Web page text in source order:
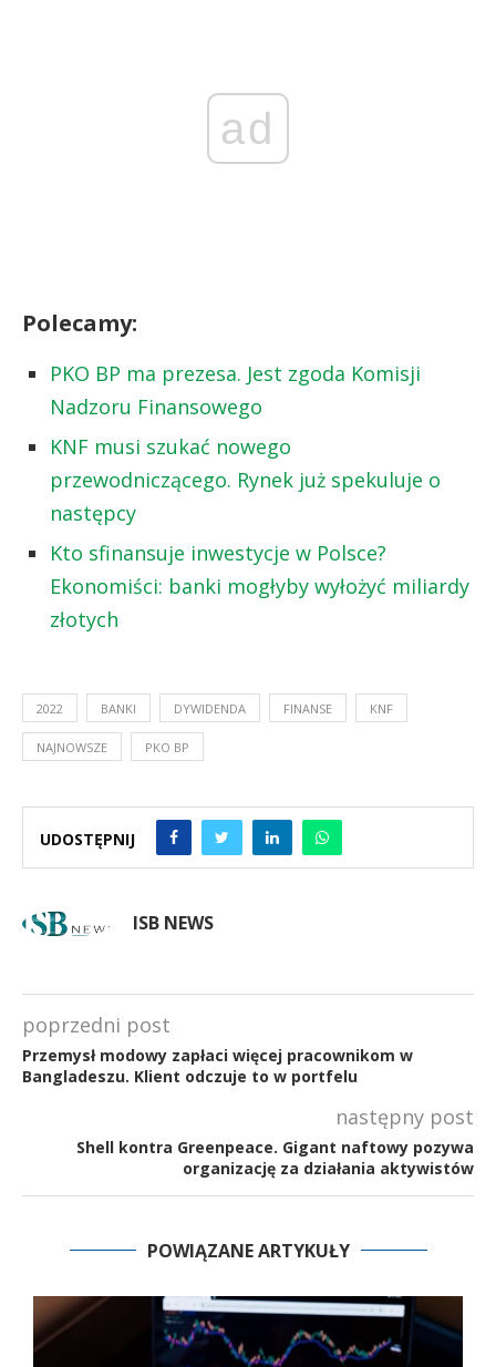
ad
Polecamy:
PKO BP ma prezesa. Jest zgoda Komisji
Nadzoru Finansowego
KNF musi szukać nowego
przewodniczącego. Rynek już spekuluje o
następcy
Kto sfinansuje inwestycje w Polsce?
Ekonomiści: banki mogłyby wyłożyć miliardy
złotych
2022 BANKI DYWIDENDA FINANSE KNF
NAJNOWSZE PKO BP
UDOSTĘPNIJ
ISB NEWS
poprzedni post
Przemysł modowy zapłaci więcej pracownikom w
Bangladeszu. Klient odczuje to w portfelu
następny post
Shell kontra Greenpeace. Gigant naftowy pozywa
organizację za działania aktywistów
POWIĄZANE ARTYKUŁY